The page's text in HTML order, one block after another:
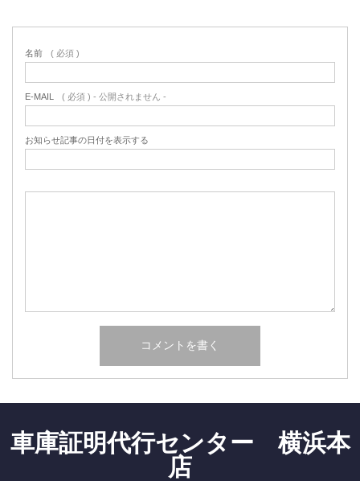
名前 ( 必須 )
E-MAIL ( 必須 ) - 公開されません -
お知らせ記事の日付を表示する
車庫証明代行センター 横浜本
店